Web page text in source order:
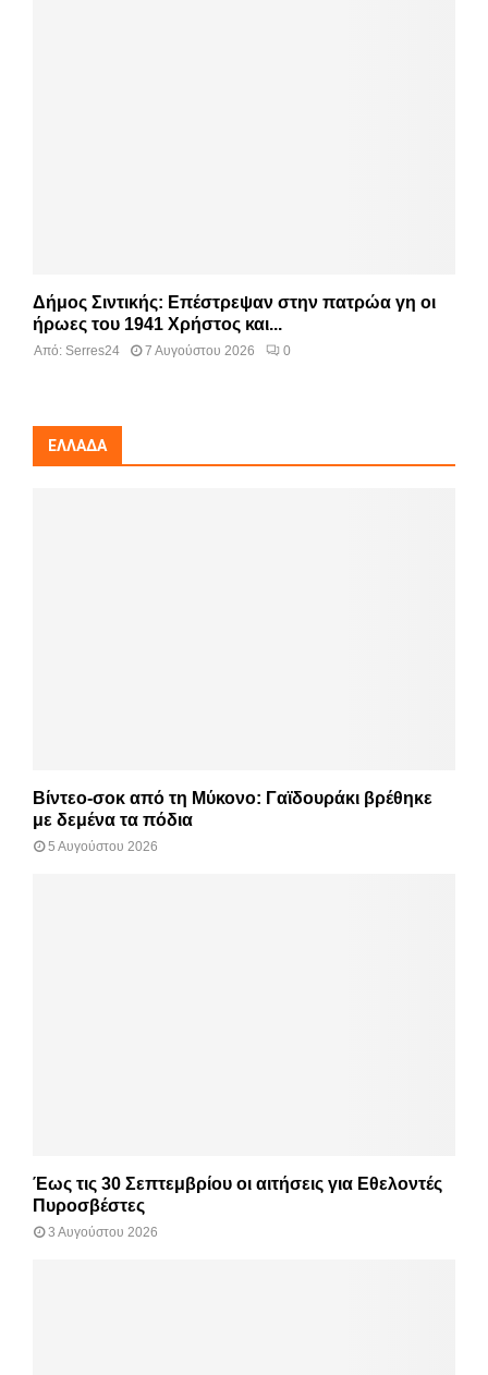
Δήμος Σιντικής: Επέστρεψαν στην πατρώα γη οι
ήρωες του 1941 Χρήστος και...
Από: Serres24 7 Αυγούστου 2026 0
ΕΛΛΆΔΑ
Βίντεο-σοκ από τη Μύκονο: Γαϊδουράκι βρέθηκε
με δεμένα τα πόδια
5 Αυγούστου 2026
Έως τις 30 Σεπτεμβρίου οι αιτήσεις για Εθελοντές
Πυροσβέστες
3 Αυγούστου 2026